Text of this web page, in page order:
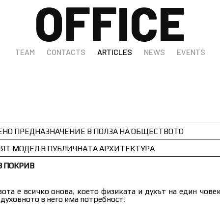
OFFICE
TEAM CONTACTS ARTICLES NEWS EVENTS
ПРЕДНАЗНАЧЕНИЕ В ПОЛЗА НА ОБЩЕСТВОТО
ДЕЛНИЧЕН ДЕН В ГРАДА:
МОДЕЛ В ПУБЛИЧНАТА АРХИТЕКТУРА
архитектура в България 30 години след
да предлага адекватни пространства за
гъвкавост и адаптивност към търсенето и предлагането
трябва да бъдат икономически
издържани. През последните 50 години, 30 след
ПОКРИВ
е всичко онова, което физиката и духът на един
в него има потребност!